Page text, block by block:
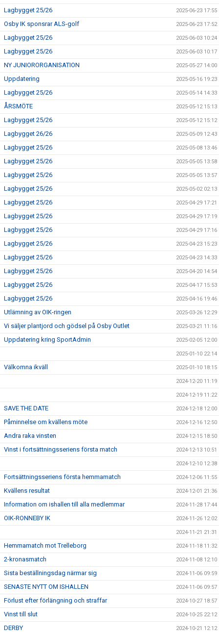
Lagbygget 25/26 2025-06-23 17:55
Osby IK sponsrar ALS-golf 2025-06-23 17:52
Lagbygget 25/26 2025-06-03 10:24
Lagbygget 25/26 2025-06-03 10:17
NY JUNIORORGANISATION 2025-05-27 14:00
Uppdatering 2025-05-16 19:23
Lagbygget 25/26 2025-05-14 14:33
ÅRSMÖTE 2025-05-12 15:13
Lagbygget 25/26 2025-05-12 15:12
Lagbygget 26/26 2025-05-09 12:43
Lagbygget 25/26 2025-05-08 13:46
Lagbygget 25/26 2025-05-05 13:58
Lagbygget 25/26 2025-05-05 13:57
Lagbygget 25/26 2025-05-02 02:13
Lagbygget 25/26 2025-04-29 17:21
Lagbygget 25/26 2025-04-29 17:19
Lagbygget 25/26 2025-04-29 17:16
Lagbygget 25/26 2025-04-23 15:23
Lagbygget 25/26 2025-04-23 14:33
Lagbygget 25/26 2025-04-20 14:54
Lagbygget 25/26 2025-04-17 15:53
Lagbygget 25/26 2025-04-16 19:46
Utlämning av OIK-ringen 2025-03-26 12:29
Vi säljer plantjord och gödsel på Osby Outlet 2025-03-21 11:16
Uppdatering kring SportAdmin 2025-02-05 12:00
2025-01-10 22:14
Välkomna ikväll 2025-01-10 18:15
2024-12-20 11:19
2024-12-19 11:22
SAVE THE DATE 2024-12-18 12:00
Påminnelse om kvällens möte 2024-12-16 12:50
Andra raka vinsten 2024-12-15 18:50
Vinst i fortsättningsseriens första match 2024-12-13 10:51
2024-12-10 12:38
Fortsättningsseriens första hemmamatch 2024-12-06 11:55
Kvällens resultat 2024-12-01 21:36
Information om ishallen till alla medlemmar 2024-11-28 17:44
OIK-RONNEBY IK 2024-11-26 12:02
2024-11-21 21:31
Hemmamatch mot Trelleborg 2024-11-18 11:32
2-kronasmatch 2024-11-08 12:10
Sista beställningsdag närmar sig 2024-11-06 09:59
SENASTE NYTT OM ISHALLEN 2024-11-06 09:57
Förlust efter förlängning och straffar 2024-10-27 18:57
Vinst till slut 2024-10-25 22:12
DERBY 2024-10-21 12:12